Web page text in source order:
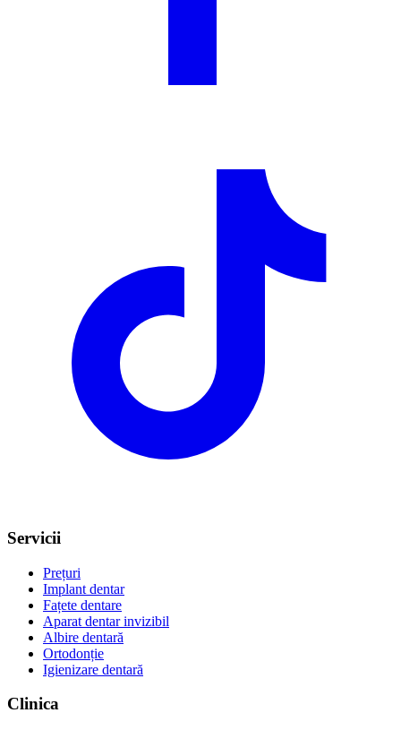
Servicii
Prețuri
Implant dentar
Fațete dentare
Aparat dentar invizibil
Albire dentară
Ortodonție
Igienizare dentară
Clinica